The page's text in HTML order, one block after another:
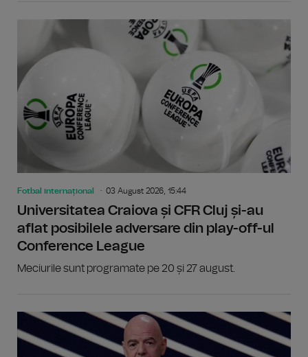
Fotbal internațional 03 August 2026, 15:44
Universitatea Craiova și CFR Cluj și-au
aflat posibilele adversare din play-off-ul
Conference League
Meciurile sunt programate pe 20 și 27 august.